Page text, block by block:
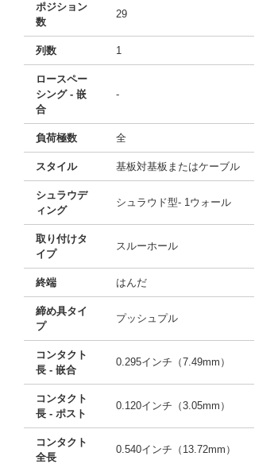
ポジション
数
29
列数 1
ロースペー
シング - 嵌
合
-
負荷極数 全
スタイル 基板対基板またはケーブル
シュラウデ
ィング
シュラウド型- 1ウォール
取り付けタ
イプ
スルーホール
終端 はんだ
締め具タイ
プ
プッシュプル
コンタクト
長 - 嵌合
0.295インチ（7.49mm）
コンタクト
長 - ポスト
0.120インチ（3.05mm）
コンタクト
全長
0.540インチ（13.72mm）